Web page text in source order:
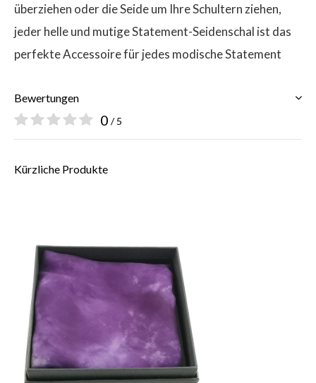
überziehen oder die Seide um Ihre Schultern ziehen,
jeder helle und mutige Statement-Seidenschal ist das
perfekte Accessoire für jedes modische Statement
Bewertungen
0 / 5
Kürzliche Produkte